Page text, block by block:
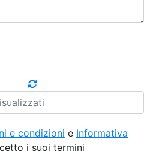
e condizioni e Informativa
i suoi termini